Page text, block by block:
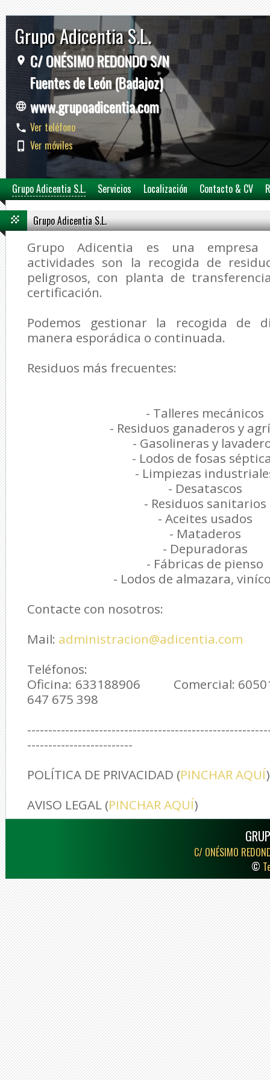
Grupo Adicentia S.L.
C/ ONÉSIMO REDONDO S/N
Fuentes de León (Badajoz)
www.grupoadicentia.com
Ver teléfono
Ver móviles
Grupo Adicentia S.L. Servicios Localización Contacto & CV
Grupo Adicentia S.L.
Grupo Adicentia es una empresa
actividades son la recogida de
peligrosos, con planta de
certificación.
Podemos gestionar la recogida de
manera esporádica o continuada.
Residuos más frecuentes:
- Talleres mecánicos
- Residuos ganaderos y
- Gasolineras y
- Lodos de fosas
- Limpiezas
- Desatascos
- Residuos sanitarios
- Aceites usados
- Mataderos
- Depuradoras
- Fábricas de pienso
- Lodos de almazara,
Contacte con nosotros:
Mail: administracion@adicentia.com
Teléfonos:
Oficina: 633188906 Comercial:
647 675 398
-------------------------
POLÍTICA DE PRIVACIDAD (PINCHAR AQUÍ)
AVISO LEGAL (PINCHAR AQUÍ)
C/ ONÉSIMO
©